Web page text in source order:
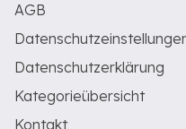
AGB
Datenschutzerklärung
Kategorieübersicht
Kontakt